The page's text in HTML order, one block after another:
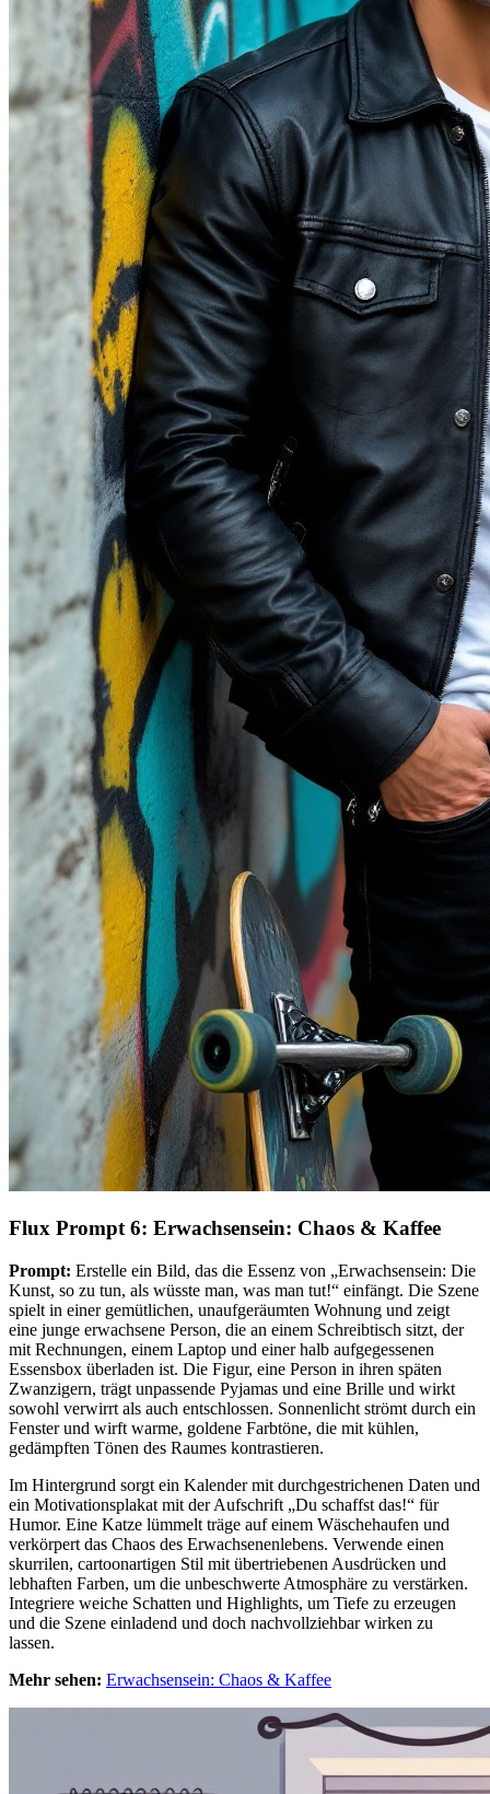
Flux Prompt 6: Erwachsensein: Chaos & Kaffee
Prompt: Erstelle ein Bild, das die Essenz von „Erwachsensein: Die
Kunst, so zu tun, als wüsste man, was man tut!“ einfängt. Die Szene
spielt in einer gemütlichen, unaufgeräumten Wohnung und zeigt
eine junge erwachsene Person, die an einem Schreibtisch sitzt, der
mit Rechnungen, einem Laptop und einer halb aufgegessenen
Essensbox überladen ist. Die Figur, eine Person in ihren späten
Zwanzigern, trägt unpassende Pyjamas und eine Brille und wirkt
sowohl verwirrt als auch entschlossen. Sonnenlicht strömt durch ein
Fenster und wirft warme, goldene Farbtöne, die mit kühlen,
gedämpften Tönen des Raumes kontrastieren.
Im Hintergrund sorgt ein Kalender mit durchgestrichenen Daten und
ein Motivationsplakat mit der Aufschrift „Du schaffst das!“ für
Humor. Eine Katze lümmelt träge auf einem Wäschehaufen und
verkörpert das Chaos des Erwachsenenlebens. Verwende einen
skurrilen, cartoonartigen Stil mit übertriebenen Ausdrücken und
lebhaften Farben, um die unbeschwerte Atmosphäre zu verstärken.
Integriere weiche Schatten und Highlights, um Tiefe zu erzeugen
und die Szene einladend und doch nachvollziehbar wirken zu
lassen.
Mehr sehen: Erwachsensein: Chaos & Kaffee